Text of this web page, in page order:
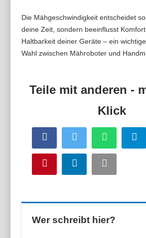
Die Mähgeschwindigkeit entscheidet
deine Zeit, sondern beeinflusst
Haltbarkeit deiner Geräte – ein
Wahl zwischen Mähroboter und
Wer schreibt hier?